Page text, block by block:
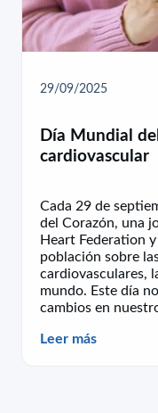
29/09/2025
Día Mundial
cardiovascular
Cada 29 de
del Corazón, una
Heart Federation
población sobre
cardiovasculares,
mundo. Este día
cambios en
Leer más